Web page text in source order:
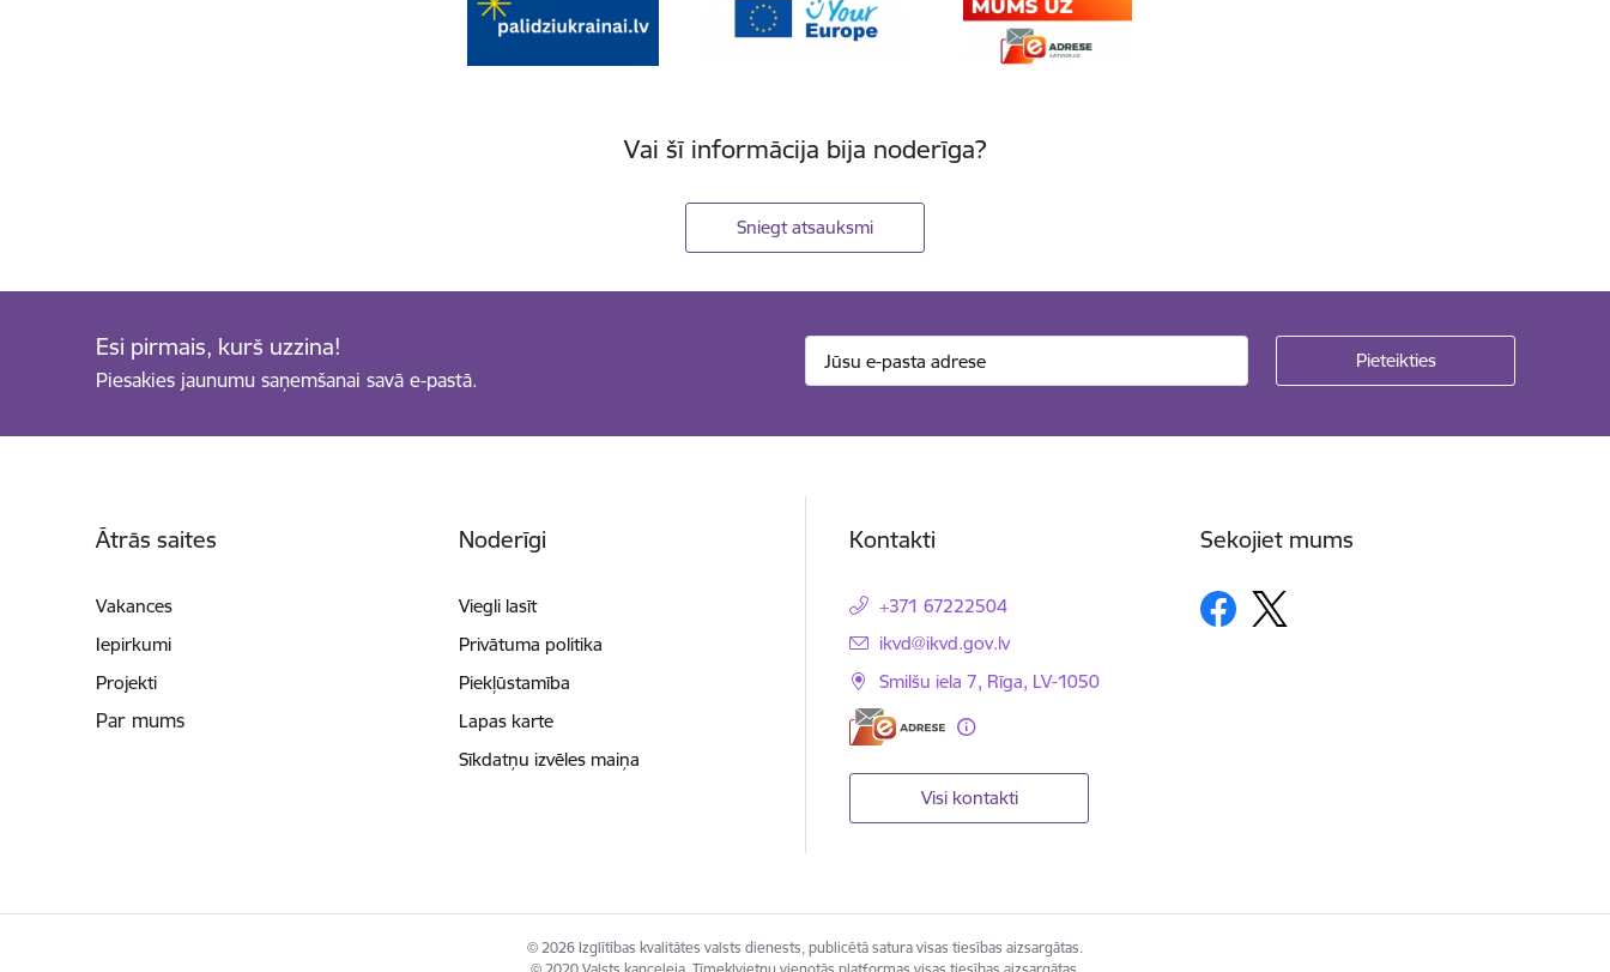
Vai šī informācija bija noderīga?
Sniegt atsauksmi
Esi pirmais, kurš uzzina!
Piesakies jaunumu saņemšanai savā e-pastā.
Ātrās saites
Vakances
Iepirkumi
Projekti
Par mums
Noderīgi
Viegli lasīt
Privātuma politika
Piekļūstamība
Lapas karte
Sīkdatņu izvēles maiņa
Kontakti
+371 67222504
E-pasts:
ikvd@ikvd.gov.lv
Smilšu iela 7, Rīga, LV-1050
Visi kontakti
Sekojiet mums
© 2026 Izglītības kvalitātes valsts dienests, publicētā satura visas tiesības aizsargātas.